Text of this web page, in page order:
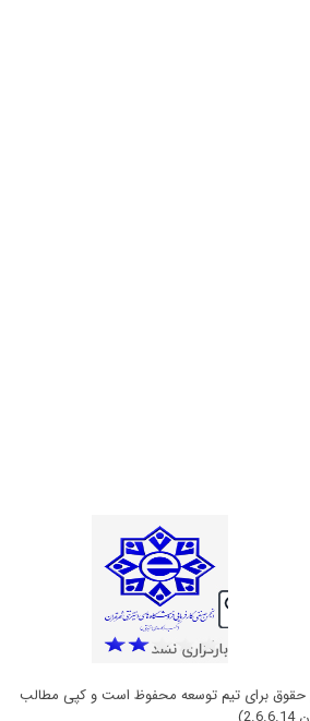
سال 1390 و تمام حقوق برای تیم توسعه محفوظ است و کپی مطالب